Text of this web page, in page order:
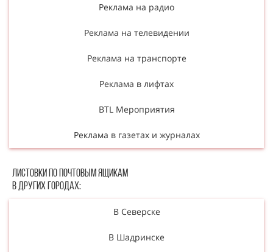
Реклама на радио
Реклама на телевидении
Реклама на транспорте
Реклама в лифтах
BTL Мероприятия
Реклама в газетах и журналах
Листовки по почтовым ящикам
в других городах:
В Северске
В Шадринске